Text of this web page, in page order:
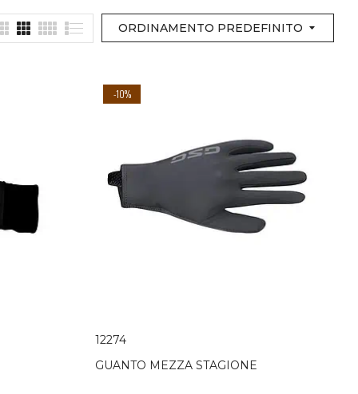
ORDINAMENTO PREDEFINITO
-10%
12274
GUANTO MEZZA STAGIONE